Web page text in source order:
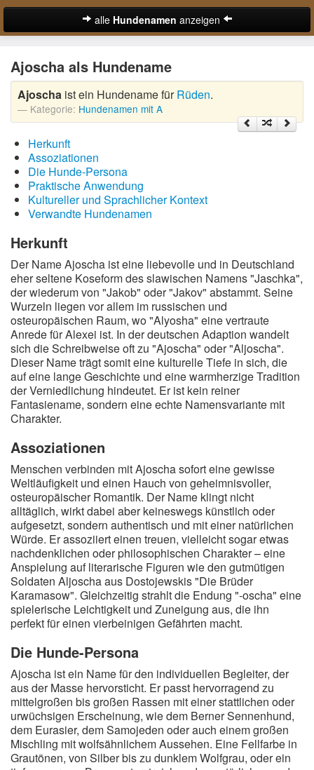
alle Hundenamen anzeigen
Hundenamen für Rüden
Hundenamen für Hündinnen
Beliebteste Hundenamen
Coole Hundenamen
Englische Hundenamen
Lustige Hundenamen
Süße Hundenamen
Hundenamen von A-Z:
A
B C D E F G H
J
K L M N O P Q
R
S
T U V W X Y Z
Ajoscha als Hundename
Ajoscha ist ein Hundename fürRüden.
Kategorie: Hundenamen mit A
Herkunft
Assoziationen
Die Hunde-Persona
Praktische Anwendung
Kultureller und Sprachlicher Kontext
Verwandte Hundenamen
Herkunft
Der Name Ajoscha ist eine liebevolle und in Deutschland
eher seltene Koseform des slawischen Namens "Jaschka",
der wiederum von "Jakob" oder "Jakov" abstammt. Seine
Wurzeln liegen vor allem im russischen und
osteuropäischen Raum, wo "Alyosha" eine vertraute
Anrede für Alexei ist. In der deutschen Adaption wandelt
sich die Schreibweise oft zu "Ajoscha" oder "Aljoscha".
Dieser Name trägt somit eine kulturelle Tiefe in sich, die
auf eine lange Geschichte und eine warmherzige Tradition
der Verniedlichung hindeutet. Er ist kein reiner
Fantasiename, sondern eine echte Namensvariante mit
Charakter.
Assoziationen
Menschen verbinden mit Ajoscha sofort eine gewisse
Weltläufigkeit und einen Hauch von geheimnisvoller,
osteuropäischer Romantik. Der Name klingt nicht
alltäglich, wirkt dabei aber keineswegs künstlich oder
aufgesetzt, sondern authentisch und mit einer natürlichen
Würde. Er assoziiert einen treuen, vielleicht sogar etwas
nachdenklichen oder philosophischen Charakter – eine
Anspielung auf literarische Figuren wie den gutmütigen
Soldaten Aljoscha aus Dostojewskis "Die Brüder
Karamasow". Gleichzeitig strahlt die Endung "-oscha" eine
spielerische Leichtigkeit und Zuneigung aus, die ihn
perfekt für einen vierbeinigen Gefährten macht.
Die Hunde-Persona
Ajoscha ist ein Name für den individuellen Begleiter, der
aus der Masse hervorsticht. Er passt hervorragend zu
mittelgroßen bis großen Rassen mit einer stattlichen oder
urwüchsigen Erscheinung, wie dem Berner Sennenhund,
dem Eurasier, dem Samojeden oder auch einem großen
Mischling mit wolfsähnlichem Aussehen. Eine Fellfarbe in
Grautönen, von Silber bis zu dunklem Wolfgrau, oder ein